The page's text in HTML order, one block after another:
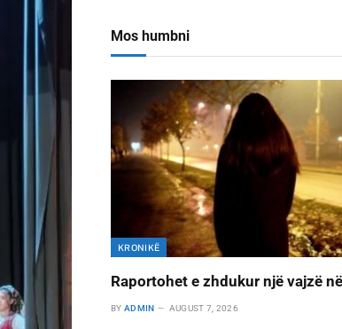
Mos humbni
KRONIKË
Raportohet e zhdukur një vajzë
BY ADMIN AUGUST 7, 2026